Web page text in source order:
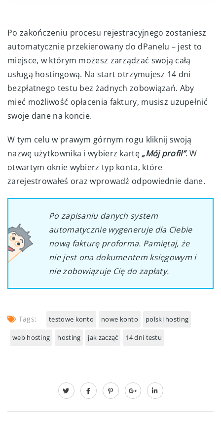
Po zakończeniu procesu rejestracyjnego zostaniesz
automatycznie przekierowany do dPanelu – jest to
miejsce, w którym możesz zarządzać swoją całą
usługą hostingową. Na start otrzymujesz 14 dni
bezpłatnego testu bez żadnych zobowiązań. Aby
mieć możliwość opłacenia faktury, musisz uzupełnić
swoje dane na koncie.
W tym celu w prawym górnym rogu kliknij swoją
nazwę użytkownika i wybierz kartę „Mój profil”. W
otwartym oknie wybierz typ konta, które
zarejestrowałeś oraz wprowadź odpowiednie dane.
Po zapisaniu danych system
automatycznie wygeneruje dla Ciebie
nową fakturę proforma. Pamiętaj, że
nie jest ona dokumentem księgowym i
nie zobowiązuje Cię do zapłaty.
Tags: testowe konto nowe konto polski hosting
web hosting hosting jak zacząć 14 dni testu